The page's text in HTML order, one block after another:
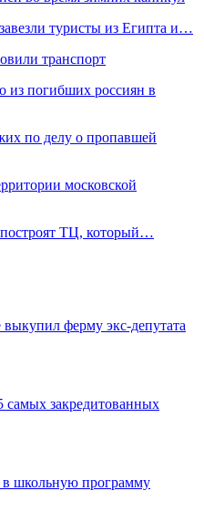
туристы из Египта и…
транспорт
из погибших россиян в
по делу о пропавшей
московской
построят ТЦ, который…
ферму экс-депутата
закредитованных
школьную программу